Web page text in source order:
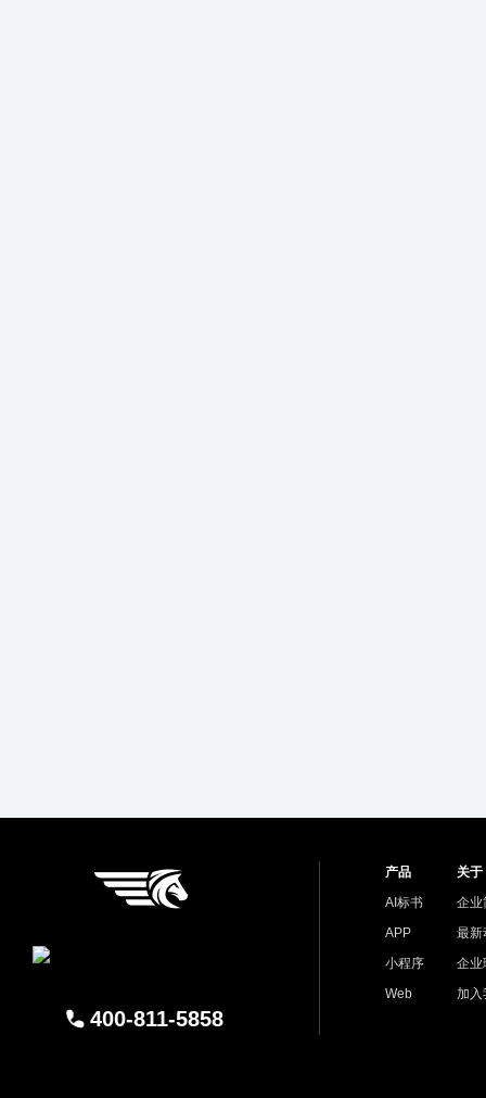
400-811-5858
产品
AI标书
APP
小程序
Web
关于
企业
最新
企业
加入